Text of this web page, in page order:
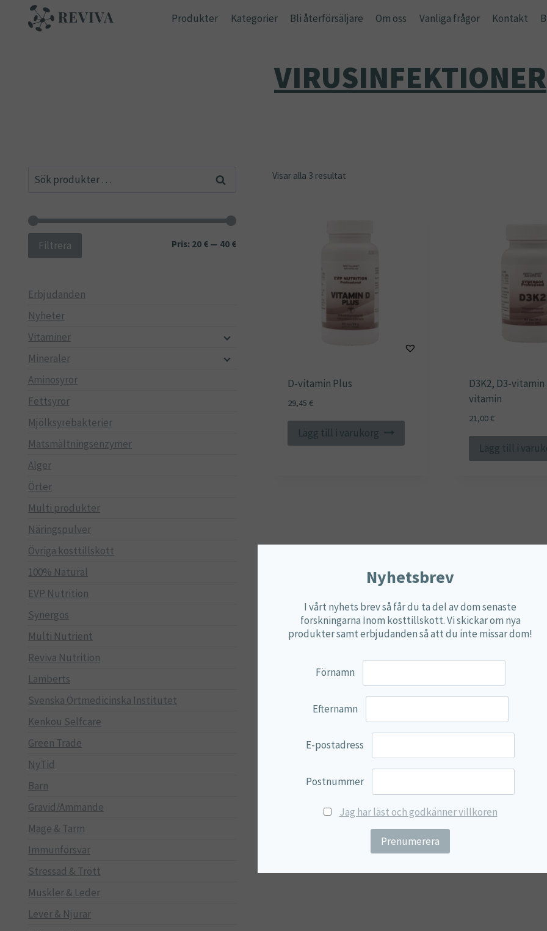
Produkter Kategorier Bli återförsäljare Om oss Vanliga frågor Kontakt
VIRUSINFEKTIONER
Visar alla 3 resultat
D-vitamin Plus
29,45 €
Lägg till i varukorg
D3K2, D3-vitamin
vitamin
21,00€
Lägg till i
Sök
Sök
Min
Max
Filtrera Pris: 20 €— 40 €
Erbjudanden
Nyheter
Vitaminer
Mineraler
Aminosyror
Fettsyror
Mjölksyrebakterier
Matsmältningsenzymer
Alger
Örter
Multi produkter
Näringspulver
Övriga kosttillskott
100% Natural
EVP Nutrition
Synergos
Multi Nutrient
Reviva Nutrition
Lamberts
Svenska Örtmedicinska Institutet
Kenkou Selfcare
Green Trade
NyTid
Barn
Gravid/Ammande
Mage & Tarm
Immunförsvar
Stressad & Trött
Muskler & Leder
Lever & Njurar
Nyhetsbrev
I vårt nyhets brev så får du ta del av dom senaste
forskningarna Inom kosttillskott. Vi skickar om nya
produkter samt erbjudanden så att du inte missar dom!
Förnamn
Efternamn
E-postadress
Postnummer
Jag har läst och godkänner villkoren